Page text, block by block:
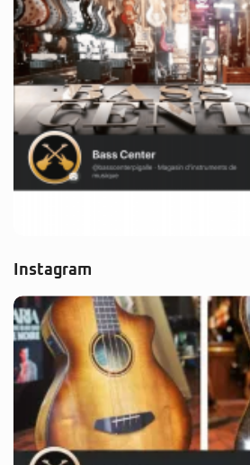
Instagram